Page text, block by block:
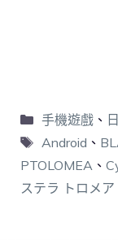
手機遊戲、
Android 、
PTOLOMEA 、
ステラ トロメア